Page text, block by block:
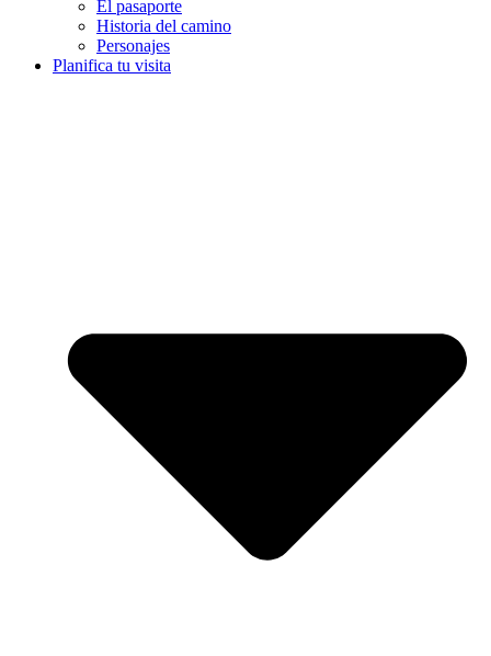
El pasaporte
Historia del camino
Personajes
Planifica tu visita